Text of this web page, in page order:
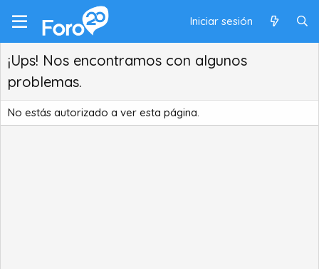
Iniciar sesión
¡Ups! Nos encontramos con algunos
problemas.
No estás autorizado a ver esta página.